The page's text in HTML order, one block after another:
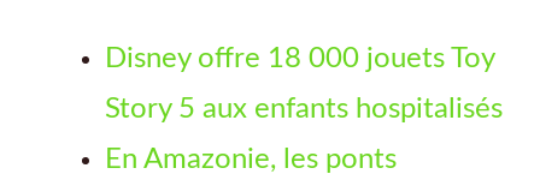
Disney offre 18 000 jouets Toy
Story 5 aux enfants hospitalisés
En Amazonie, les ponts